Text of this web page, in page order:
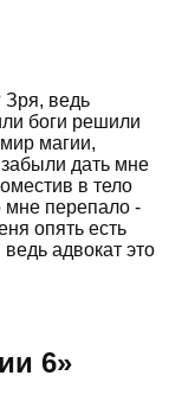
ведь
боги решили
магии,
дать мне
в тело
мне перепало -
опять есть
адвокат это
6»